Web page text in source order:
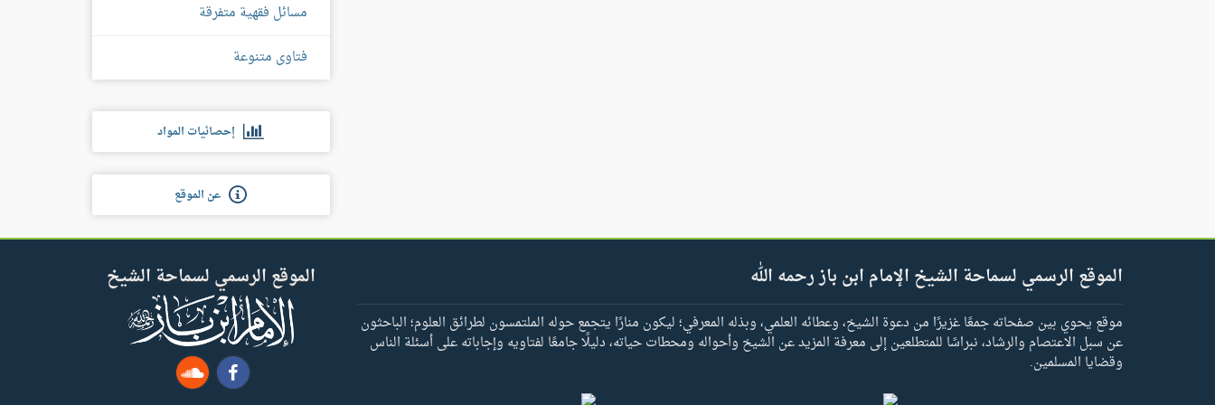
مسائل فقهية متفرقة
فتاوى متنوعة
إحصائيات المواد
عن الموقع
الموقع الرسمي لسماحة الشيخ الإمام ابن باز رحمه الله
موقع يحوي بين صفحاته جمعًا غزيرًا من دعوة الشيخ، وعطائه العلمي، وبذله المعرفي؛ ليكون منارًا يتجمع حوله الملتمسون لطرائق العلوم؛ الباحثون
عن سبل الاعتصام والرشاد، نبراسًا للمتطلعين إلى معرفة المزيد عن الشيخ وأحواله ومحطات حياته، دليلًا جامعًا لفتاويه وإجاباته على أسئلة الناس
وقضايا المسلمين.
الموقع الرسمي لسماحة الشيخ